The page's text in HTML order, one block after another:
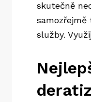
skutečně
samozřejmě
služby.